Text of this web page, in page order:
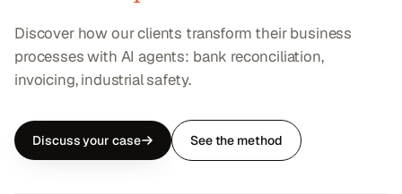
Discover how our clients transform their business
processes with AI agents: bank reconciliation,
invoicing, industrial safety.
Discuss your case See the method